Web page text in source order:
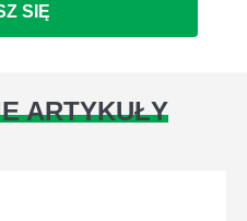
SIĘ
ARTYKUŁY